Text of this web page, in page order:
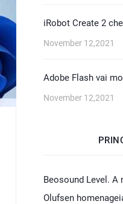
iRobot Create 2
November 12,2021
Adobe Flash vai
November 12,2021
Beosound Level. A
Olufsen